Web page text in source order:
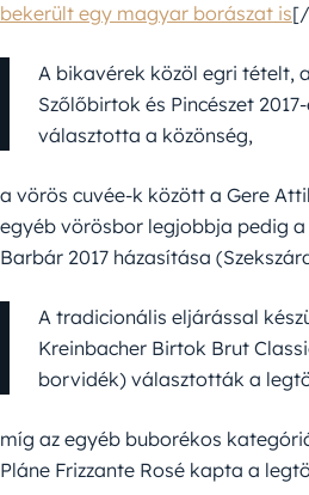
bekerült egy magyar borászat is
A bikavérek közöl egri tételt,
Szőlőbirtok és Pincészet
választotta a közönség,
a vörös cuvée-k között a Gere
egyéb vörösbor legjobbja pedig a
Barbár 2017 házasítása
A tradicionális eljárással
Kreinbacher Birtok Brut
borvidék) választották a
míg az egyéb buborékos
Pláne Frizzante Rosé kapta a